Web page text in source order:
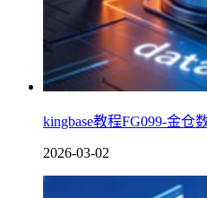
kingbase教程FG099-金仓
2026-03-02